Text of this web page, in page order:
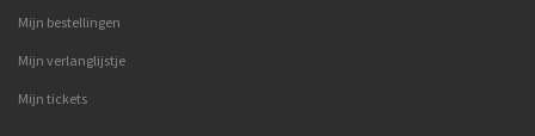
Mijn bestellingen
Mijn verlanglijstje
Mijn tickets